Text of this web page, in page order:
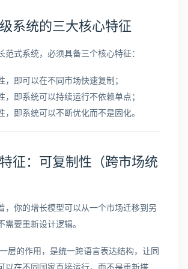
系统的三大核心特征
范式系统，必须具备三个核心特征：
，即可以在不同市场快速复制；
，即系统可以持续运行不依赖单点；
，即系统可以不断优化而不是固化。
征：可复制性（跨市场统
，你的增长模型可以从一个市场迁移到另
需要重新设计逻辑。
层的作用，是统一跨语言表达结构，让同
以在不同国家直接运行，而不是重新搭